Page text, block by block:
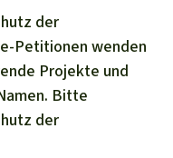
der
Petitionen wenden
Projekte und
Bitte
der